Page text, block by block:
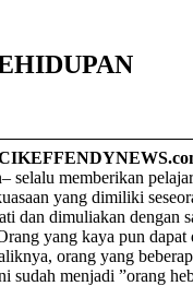
selalu memberikan
yang dimiliki
dan dimuliakan dengan
yang kaya pun dapat
orang yang
sudah menjadi ”orang